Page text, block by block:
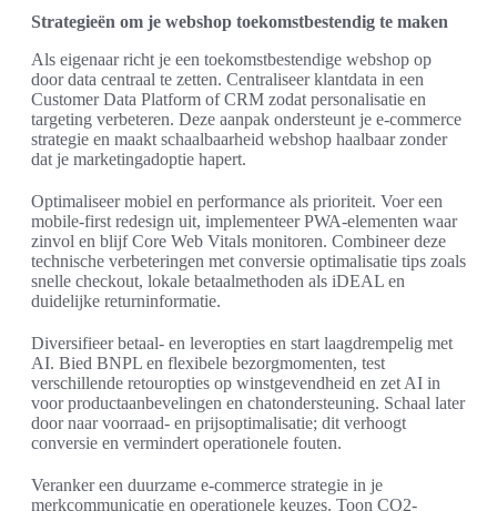
Strategieën om je webshop toekomstbestendig te maken
Als eigenaar richt je een toekomstbestendige webshop op
door data centraal te zetten. Centraliseer klantdata in een
Customer Data Platform of CRM zodat personalisatie en
targeting verbeteren. Deze aanpak ondersteunt je e-commerce
strategie en maakt schaalbaarheid webshop haalbaar zonder
dat je marketingadoptie hapert.
Optimaliseer mobiel en performance als prioriteit. Voer een
mobile-first redesign uit, implementeer PWA-elementen waar
zinvol en blijf Core Web Vitals monitoren. Combineer deze
technische verbeteringen met conversie optimalisatie tips zoals
snelle checkout, lokale betaalmethoden als iDEAL en
duidelijke returninformatie.
Diversifieer betaal- en leveropties en start laagdrempelig met
AI. Bied BNPL en flexibele bezorgmomenten, test
verschillende retouropties op winstgevendheid en zet AI in
voor productaanbevelingen en chatondersteuning. Schaal later
door naar voorraad- en prijsoptimalisatie; dit verhoogt
conversie en vermindert operationele fouten.
Veranker een duurzame e-commerce strategie in je
merkcommunicatie en operationele keuzes. Toon CO2-